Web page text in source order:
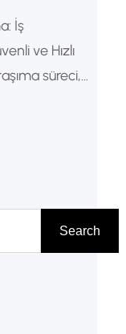
İş
ve Hızlı
süreci,
Ayrıca
aza indirir. Bu
süreçlerini
Search